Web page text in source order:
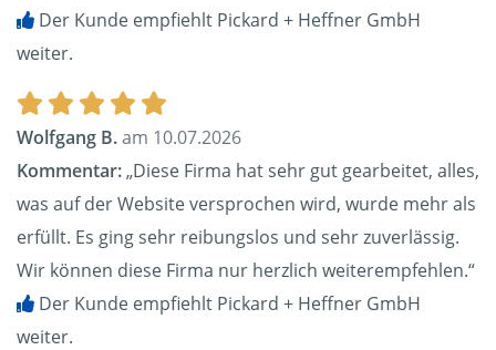
Der Kunde empfiehlt Pickard + Heffner GmbH
weiter.
Wolfgang B.am 10.07.2026
Kommentar:„Diese Firma hat sehr gut gearbeitet, alles,
was auf der Website versprochen wird, wurde mehr als
erfüllt. Es ging sehr reibungslos und sehr zuverlässig.
Wir können diese Firma nur herzlich weiterempfehlen.“
Der Kunde empfiehlt Pickard + Heffner GmbH
weiter.